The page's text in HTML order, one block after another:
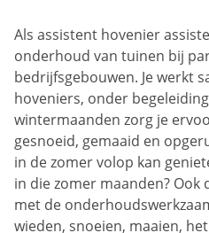
Als assistent hovenier
onderhoud van tuinen bij
bedrijfsgebouwen. Je werkt
hoveniers, onder
wintermaanden zorg je
gesnoeid, gemaaid en
in de zomer volop kan
in die zomer maanden?
met de
wieden, snoeien, maaien,